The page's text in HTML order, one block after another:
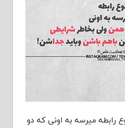
رابطه میرسه به اونی که دو